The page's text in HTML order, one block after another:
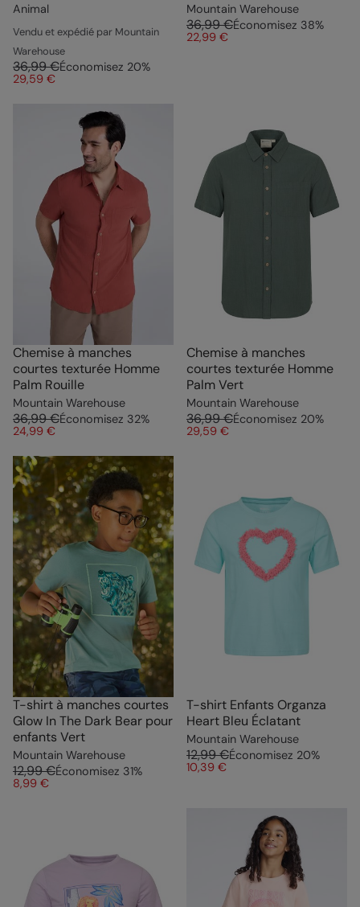
Animal
Vendu et expédié par Mountain
Warehouse
36,99 €Économisez 20%
29,59 €
Mountain Warehouse
36,99 €Économisez 38%
22,99 €
Chemise à manches
courtes texturée Homme
Palm Rouille
Mountain Warehouse
36,99 €Économisez 32%
24,99 €
Chemise à manches
courtes texturée Homme
Palm Vert
Mountain Warehouse
36,99 €Économisez 20%
29,59 €
T-shirt à manches courtes
Glow In The Dark Bear pour
enfants Vert
Mountain Warehouse
12,99 €Économisez 31%
8,99 €
T-shirt Enfants Organza
Heart Bleu Éclatant
Mountain Warehouse
12,99 €Économisez 20%
10,39 €